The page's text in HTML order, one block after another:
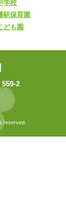
学校
駅保育園
ども園
559-2
reserved.